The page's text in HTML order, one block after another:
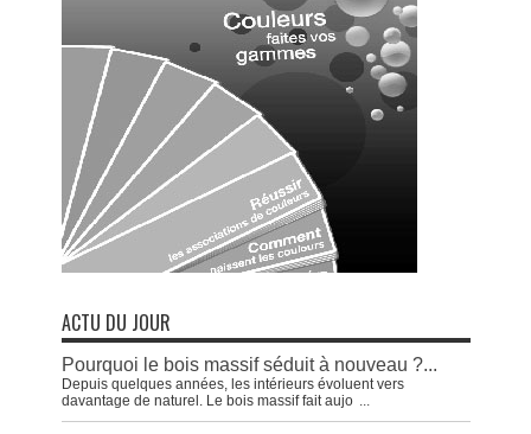
ACTU DU JOUR
Pourquoi le bois massif séduit à nouveau ?...
Depuis quelques années, les intérieurs évoluent vers
davantage de naturel. Le bois massif fait aujo ...